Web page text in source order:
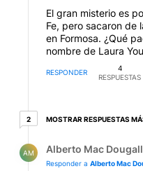
El gran misterio es
Fe, pero sacaron de
en Formosa. ¿Qué
nombre de Laura
RESPONDER
4
RESPUESTAS
22 respuestas más
MOSTRAR RESPUESTAS
AM Alberto Mac Dougall
Responder a Alberto Mac